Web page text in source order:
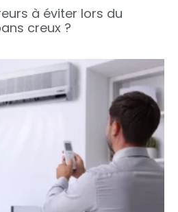
à éviter lors du
creux ?